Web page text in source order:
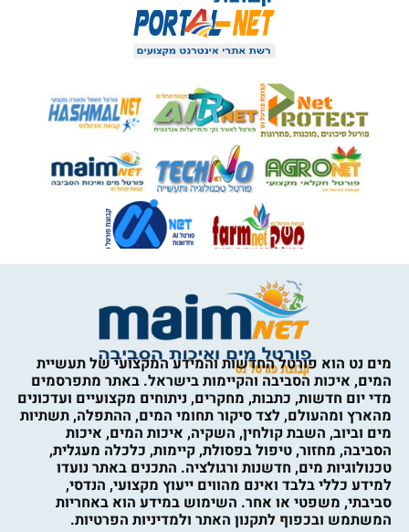
מים נט הוא פורטל החדשות והמידע המקצועי של תעשיית
המים, איכות הסביבה והקיימות בישראל. באתר מתפרסמים
מדי יום חדשות, כתבות, מחקרים, ניתוחים מקצועיים ועדכונים
מהארץ ומהעולם, לצד סיקור תחומי המים, ההתפלה, תשתיות
מים וביוב, השבת קולחין, השקיה, איכות המים, איכות
הסביבה, מחזור, טיפול בפסולת, קיימות, כלכלה מעגלית,
טכנולוגיות מים, חדשנות ורגולציה. התכנים באתר נועדו
למידע כללי בלבד ואינם מהווים ייעוץ מקצועי, הנדסי,
סביבתי, משפטי או אחר. השימוש במידע הוא באחריות
המשתמש ובכפוף לתקנון האתר ולמדיניות הפרטיות.